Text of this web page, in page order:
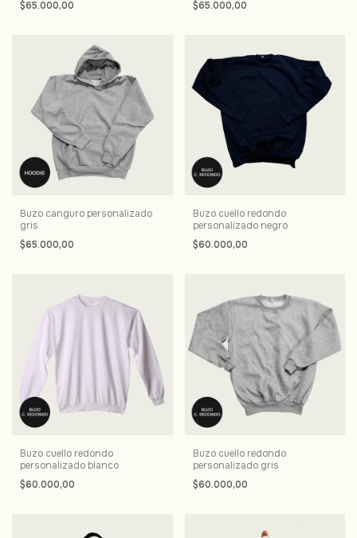
$65.000,00
$65.000,00
Buzo canguro personalizado
gris
$65.000,00
Buzo cuello redondo
personalizado negro
$60.000,00
Buzo cuello redondo
personalizado blanco
$60.000,00
Buzo cuello redondo
personalizado gris
$60.000,00